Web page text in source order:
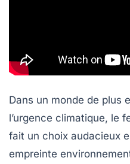
Dans un monde de plus
l’urgence climatique, le
fait un choix audacieux
empreinte